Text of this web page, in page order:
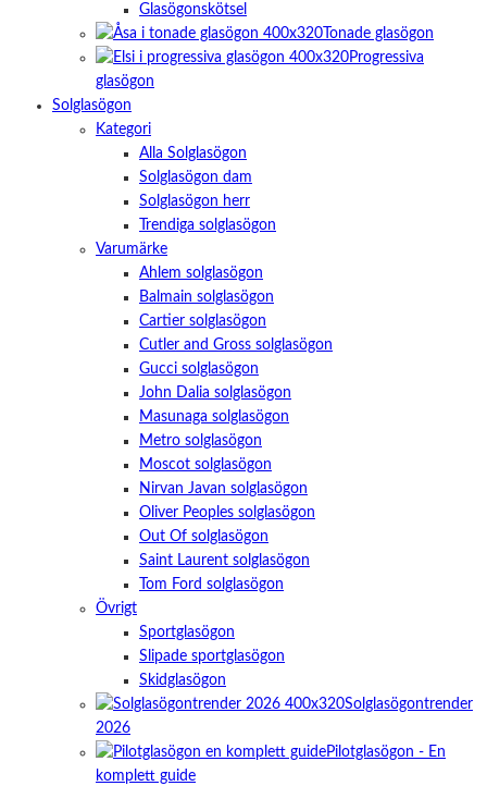
Glasögonskötsel
Tonade glasögon
Progressiva
glasögon
Solglasögon
Kategori
Alla Solglasögon
Solglasögon dam
Solglasögon herr
Trendiga solglasögon
Varumärke
Ahlem solglasögon
Balmain solglasögon
Cartier solglasögon
Cutler and Gross solglasögon
Gucci solglasögon
John Dalia solglasögon
Masunaga solglasögon
Metro solglasögon
Moscot solglasögon
Nirvan Javan solglasögon
Oliver Peoples solglasögon
Out Of solglasögon
Saint Laurent solglasögon
Tom Ford solglasögon
Övrigt
Sportglasögon
Slipade sportglasögon
Skidglasögon
Solglasögontrender
2026
Pilotglasögon - En
komplett guide